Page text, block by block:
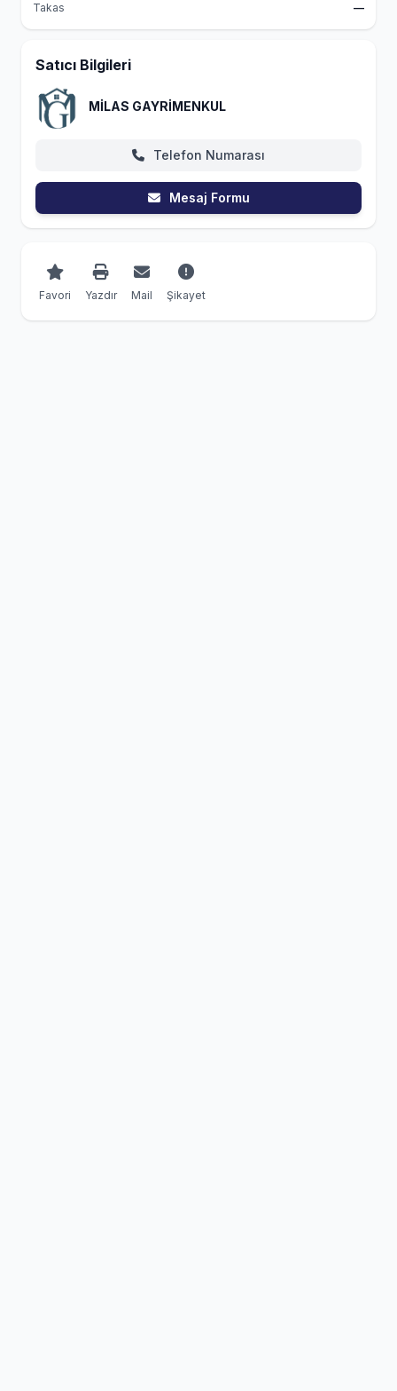
Takas
—
Satıcı Bilgileri
MİLAS GAYRİMENKUL
Telefon Numarası
Mesaj Formu
Favori Yazdır Mail Şikayet